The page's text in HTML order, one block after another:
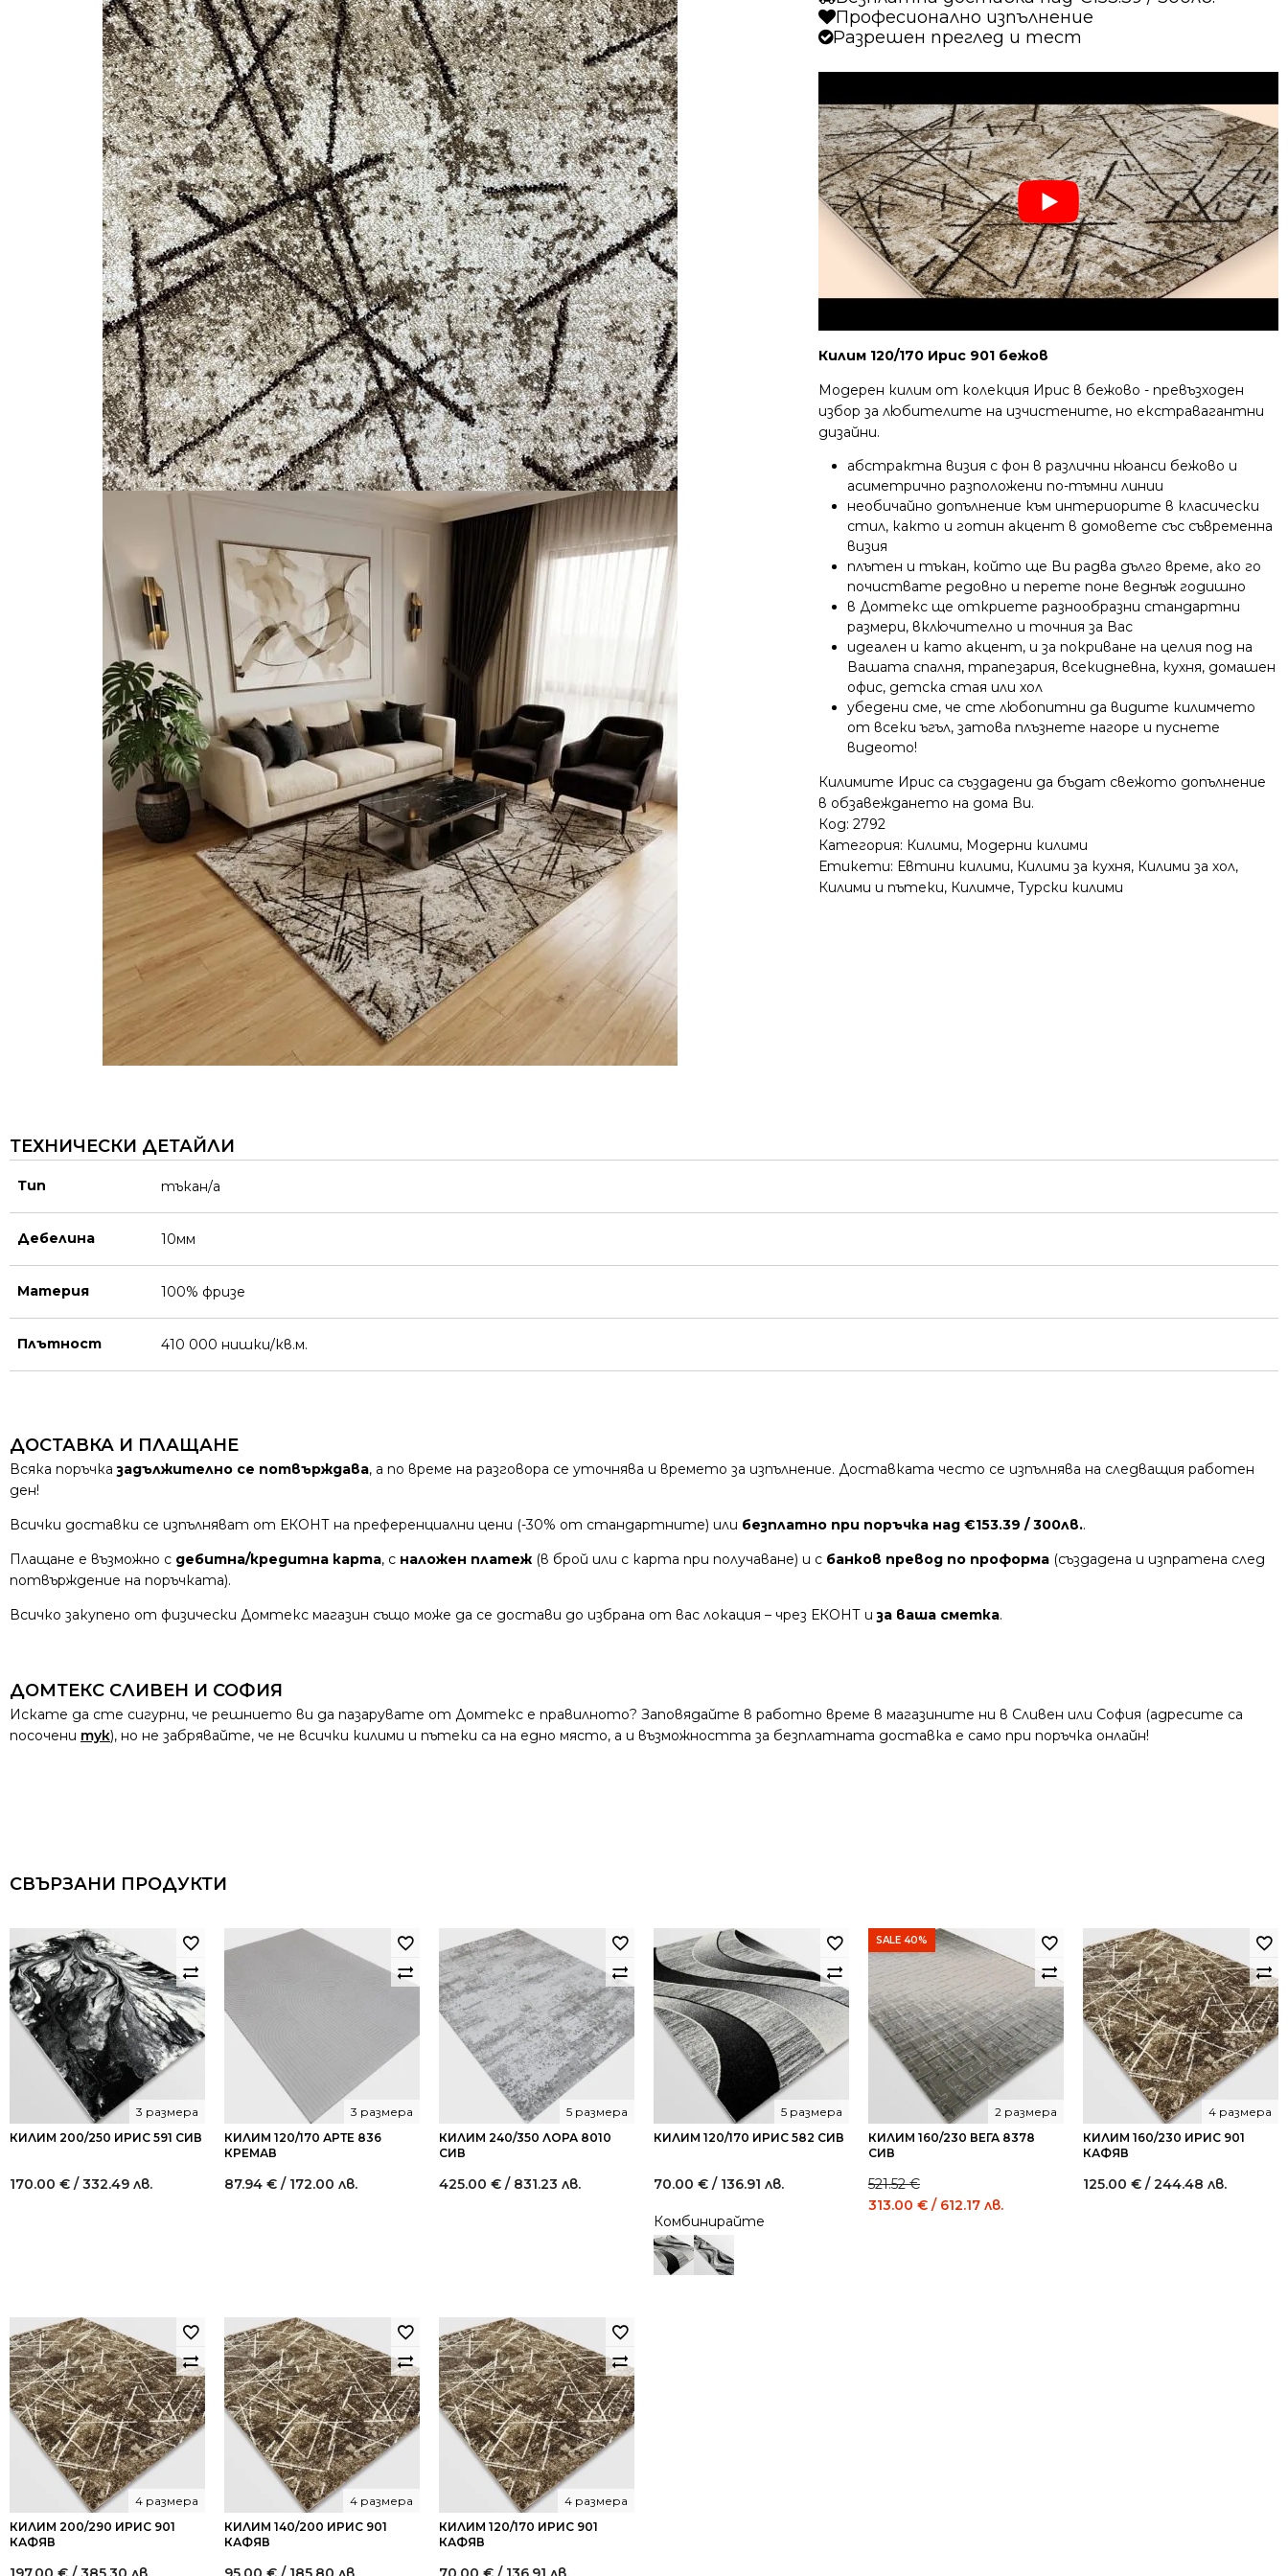
Професионално изпълнение
Разрешен преглед и тест
Килим 120/170 Ирис 901 бежов
Модерен килим от колекция Ирис в бежово - превъзходен
избор за любителите на изчистените, но екстравагантни
дизайни.
абстрактна визия с фон в различни нюанси бежово и
асиметрично разположени по-тъмни линии
необичайно допълнение към интериорите в класически
стил, както и готин акцент в домовете със съвременна
визия
плътен и тъкан, който ще Ви радва дълго време, ако го
почиствате редовно и перете поне веднъж годишно
в Домтекс ще откриете разнообразни стандартни
размери, включително и точния за Вас
идеален и като акцент, и за покриване на целия под на
Вашата спалня, трапезария, всекидневна, кухня, домашен
офис, детска стая или хол
убедени сме, че сте любопитни да видите килимчето
от всеки ъгъл, затова плъзнете нагоре и пуснете
видеото!
Килимите Ирис са създадени да бъдат свежото допълнение
в обзавеждането на дома Ви.
Код:2792
Категория: Килими, Модерни килими
Етикети: Евтини килими, Килими за кухня, Килими за хол,
Килими и пътеки, Килимче,Турски килими
ТЕХНИЧЕСКИ ДЕТАЙЛИ
Тип тъкан/а
Дебелина 10мм
Материя 100% фризе
Плътност 410 000 нишки/кв.м.
ДОСТАВКА И ПЛАЩАНЕ
Всяка поръчказадължително се потвърждава, а по време на разговора се уточнява и времето за изпълнение. Доставката често се изпълнява на следващия работен
ден!
Всички доставки се изпълняват от ЕКОНТ на преференциални цени (-30% от стандартните) или безплатно при поръчка над €153.39 / 300лв..
Плащане е възможно с дебитна/кредитна карта, с наложен платеж (в брой или с карта при получаване) и с банков превод по проформа (създадена и изпратена след
потвърждение на поръчката).
Всичко закупено от физически Домтекс магазин също може да се достави до избрана от вас локация – чрез ЕКОНТ иза ваша сметка.
ДОМТЕКС СЛИВЕН И СОФИЯ
Искате да сте сигурни, че решнието ви да пазарувате от Домтекс е правилното? Заповядайте в работно време в магазините ни в Сливен или София (адресите са
посочени тук), но не забрявайте, че не всички килими и пътеки са на едно място, а и възможността за безплатната доставка е само при поръчка онлайн!
СВЪРЗАНИ ПРОДУКТИ
КИЛИМ 200/250 ИРИС 591 СИВ
3 размера
170.00 € / 332.49 лв.
КИЛИМ 120/170 АРТЕ 836
КРЕМАВ
3 размера
87.94 € / 172.00 лв.
КИЛИМ 240/350 ЛОРА 8010
СИВ
5 размера
425.00 € / 831.23 лв.
КИЛИМ 120/170 ИРИС 582 СИВ
5 размера
70.00 € / 136.91 лв.
Комбинирайте
SALE 40%
КИЛИМ 160/230 ВЕГА 8378
СИВ
2 размера
521.52€
Original
313.00 € / 612.17 лв.
КИЛИМ 160/230 ИРИС 901
КАФЯВ
4 размера
125.00 € / 244.48 лв.
КИЛИМ 200/290 ИРИС 901
КАФЯВ
4 размера
КИЛИМ 140/200 ИРИС 901
КАФЯВ
4 размера
КИЛИМ 120/170 ИРИС 901
КАФЯВ
4 размера